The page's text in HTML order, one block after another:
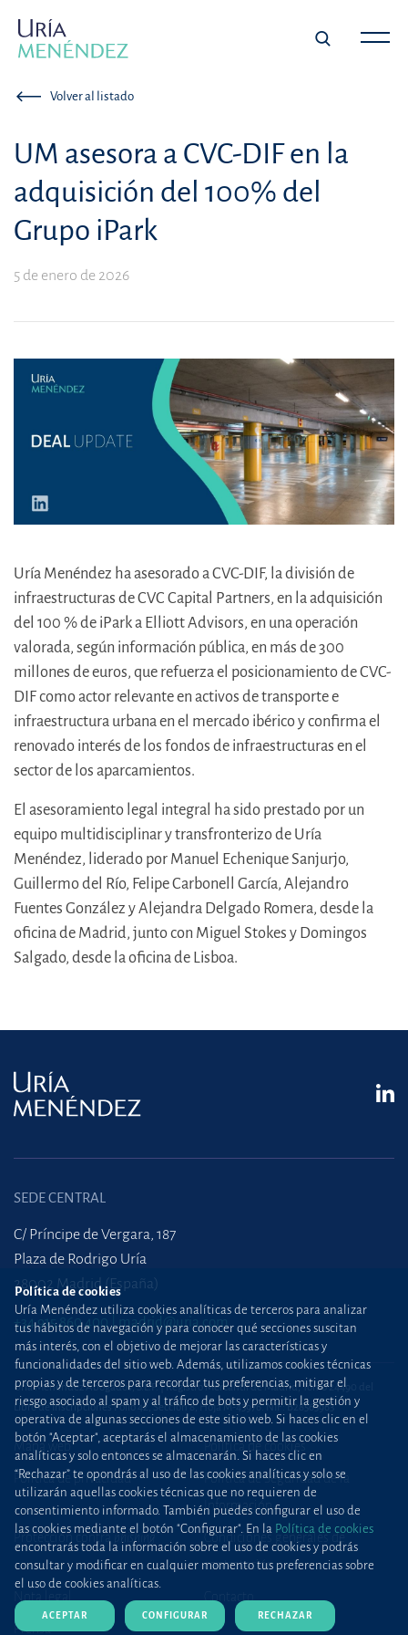
Volver al listado
UM asesora a CVC-DIF en la
adquisición del 100% del
Grupo iPark
5 de enero de 2026
Uría Menéndez ha asesorado a CVC-DIF, la división de
infraestructuras de CVC Capital Partners, en la adquisición
del 100 % de iPark a Elliott Advisors, en una operación
valorada, según información pública, en más de 300
millones de euros, que refuerza el posicionamiento de CVC-
DIF como actor relevante en activos de transporte e
infraestructura urbana en el mercado ibérico y confirma el
renovado interés de los fondos de infraestructuras en el
sector de los aparcamientos.
El asesoramiento legal integral ha sido prestado por un
equipo multidisciplinar y transfronterizo de Uría
Menéndez, liderado por Manuel Echenique Sanjurjo,
Guillermo del Río, Felipe Carbonell García, Alejandro
Fuentes González y Alejandra Delgado Romera, desde la
oficina de Madrid, junto con Miguel Stokes y Domingos
Salgado, desde la oficina de Lisboa.
SEDE CENTRAL
C/ Príncipe de Vergara, 187
Plaza de Rodrigo Uría
28002 Madrid (España)
+34 915 860 400 madrid@uria.com
Uría Menéndez Abogados, S.L.P. | Registro Mercantil de Madrid, Tomo 24490 del
Libro de Inscripciones Folio 42, Sección 8, Hoja M-43976. NIF: B28563963
Mapa web Política de cookies
Política de privacidad
Política de Seguridad de la
Información
Protección contraphishing
Condiciones generales de
contratación
Prensa
Política de cookies
Uría Menéndez utiliza cookies analíticas de terceros para analizar
tus hábitos de navegación y para conocer qué secciones suscitan
más interés, con el objetivo de mejorar las características y
funcionalidades del sitio web. Además, utilizamos cookies técnicas
propias y de terceros para recordar tus preferencias, mitigar el
riesgo asociado al spam y al tráfico de bots y permitir la gestión y
operativa de algunas secciones de este sitio web. Si haces clic en el
botón "Aceptar", aceptarás el almacenamiento de las cookies
analíticas y solo entonces se almacenarán. Si haces clic en
“Rechazar” te opondrás al uso de las cookies analíticas y solo se
utilizarán aquellas cookies técnicas que no requieren de
consentimiento informado. También puedes configurar el uso de
las cookies mediante el botón "Configurar". En la Política de cookies
encontrarás toda la información sobre el uso de cookies y podrás
consultar y modificar en cualquier momento tus preferencias sobre
el uso de cookies analíticas.
ACEPTAR CONFIGURAR RECHAZAR